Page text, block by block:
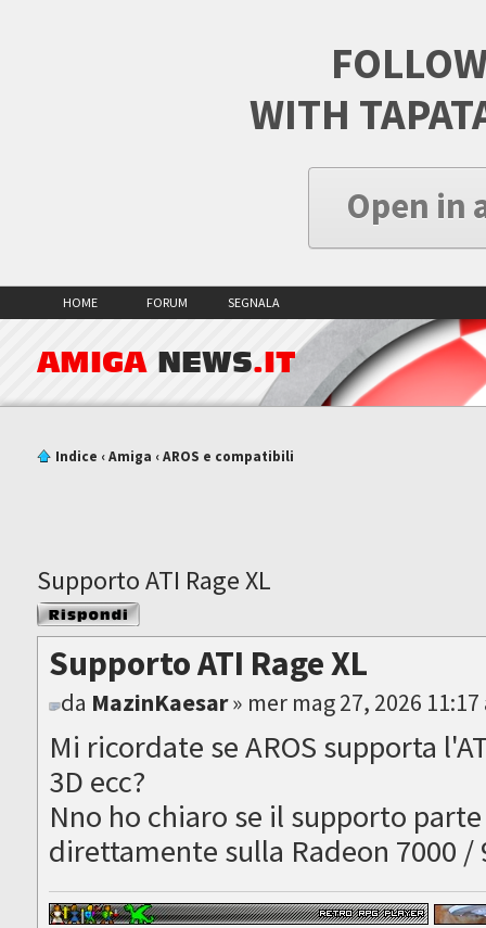
WITH
Open in
HOME FORUM SEGNALA
AMIGA NEWS.IT
Indice ‹Amiga ‹AROS e compatibili
Supporto ATI Rage XL
Rispondi al
messaggio
Supporto ATI Rage XL
da MazinKaesar» mer mag 27, 2026 11:17
Mi ricordate se AROS supporta
3D ecc?
Nno ho chiaro se il supporto
direttamente sulla Radeon 7000 /